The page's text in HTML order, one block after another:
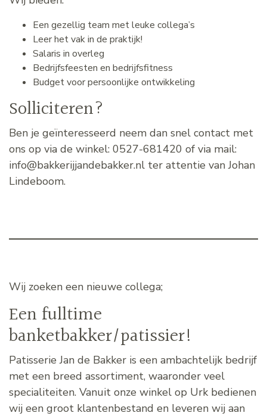
Een gezellig team met leuke collega’s
Leer het vak in de praktijk!
Salaris in overleg
Bedrijfsfeesten en bedrijfsfitness
Budget voor persoonlijke ontwikkeling
Solliciteren?
Ben je geïnteresseerd neem dan snel contact met
ons op via de winkel: 0527-681420 of via mail:
info@bakkerijjandebakker.nl ter attentie van Johan
Lindeboom.
Wij zoeken een nieuwe collega;
Een fulltime
banketbakker/patissier!
Patisserie Jan de Bakker is een ambachtelijk bedrijf
met een breed assortiment, waaronder veel
specialiteiten. Vanuit onze winkel op Urk bedienen
wij een groot klantenbestand en leveren wij aan